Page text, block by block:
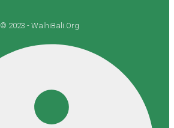
© 2023 - WalhiBali.Org